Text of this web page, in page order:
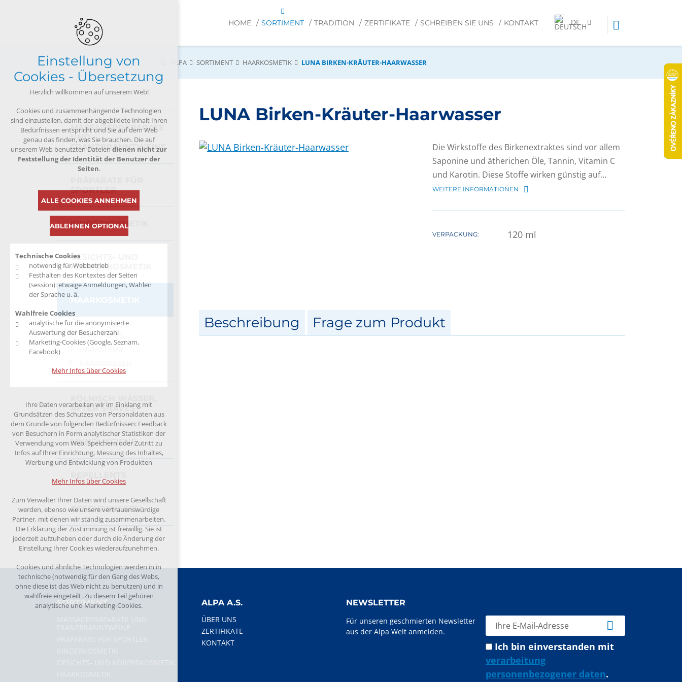
HOME SORTIMENT TRADITION ZERTIFIKATE SCHREIBEN SIE UNS KONTAKT DE
ALPA SORTIMENT HAARKOSMETIK LUNA BIRKEN-KRÄUTER-HAARWASSER
LUNA Birken-Kräuter-Haarwasser
Die Wirkstoffe des Birkenextraktes sind vor allem
Saponine und ätherichen Öle, Tannin, Vitamin C
und Karotin. Diese Stoffe wirken günstig auf…
WEITERE INFORMATIONEN
VERPACKUNG: 120 ml
Beschreibung Frage zum Produkt
MASSAGEPRÄPARATE
UND
FRANZBRANNTWEINE
SPORTLER
KINDERKOSMETIK
GESICHTS- UND
KÖRPERKOSMETIK
HAARKOSMETIK
SHAMPOOS
HAARSPRAY
AFTER SHAVES
MUNDHYGIENE
GESCHENKSETS
SORTIMENT
ALPA A.S.
ÜBER UNS
ZERTIFIKATE
KONTAKT
NEWSLETTER
Für unseren geschmierten Newsletter
aus der Alpa Welt anmelden.
Ich bin einverstanden mit
verarbeitung
personenbezogener daten.
Einstellung von
Cookies - Übersetzung
Herzlich willkommen auf unserem Web!
Cookies und zusammenhängende Technologien
sind einzustellen, damit der abgebildete Inhalt Ihren
Bedürfnissen entspricht und Sie auf dem Web
genau das finden, was Sie brauchen. Die auf
unserem Web benutzten Dateien dienen nicht zur
Feststellung der Identität der Benutzer der
Seiten.
Technische Cookies
notwendig für Webbetrieb
Festhalten des Kontextes der Seiten
(session): etwaige Anmeldungen, Wahlen
der Sprache u. ä.
Wahlfreie Cookies
analytische für die anonymisierte
Auswertung der Besucherzahl
Marketing-Cookies (Google, Seznam,
Facebook)
Mehr Infos über Cookies
ALLE COOKIES ANNEHMEN
ABLEHNEN OPTIONAL
Ihre Daten verarbeiten wir im Einklang mit
Grundsätzen des Schutzes von Personaldaten aus
dem Grunde von folgenden Bedürfnissen: Feedback
von Besuchern in Form analytischer Statistiken der
Verwendung vom Web, Speichern oder Zutritt zu
Infos auf Ihrer Einrichtung, Messung des Inhaltes,
Werbung und Entwicklung von Produkten
Mehr Infos über Cookies
Zum Verwalter Ihrer Daten wird unsere Gesellschaft
werden, ebenso wie unsere vertrauenswürdige
Partner, mit denen wir ständig zusammenarbeiten.
Die Erklärung der Zustimmung ist freiwillig. Sie ist
jederzeit aufzuheben oder durch die Änderung der
Einstellung Ihrer Cookies wiederaufzunehmen.
Cookies und ähnliche Technologien werden in in
technische (notwendig für den Gang des Webs,
ohne diese ist das Web nicht zu benutzen) und in
wahlfreie eingeteilt. Zu diesem Teil gehören
analytische und Marketing-Cookies.